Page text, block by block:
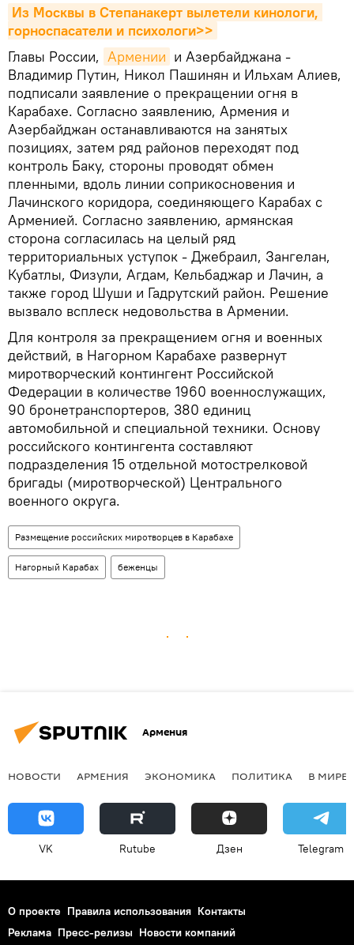
Из Москвы в Степанакерт вылетели кинологи,
горноспасатели и психологи>>
Главы России, Армении и Азербайджана -
Владимир Путин, Никол Пашинян и Ильхам Алиев,
подписали заявление о прекращении огня в
Карабахе. Согласно заявлению, Армения и
Азербайджан останавливаются на занятых
позициях, затем ряд районов переходят под
контроль Баку, стороны проводят обмен
пленными, вдоль линии соприкосновения и
Лачинского коридора, соединяющего Карабах с
Арменией. Согласно заявлению, армянская
сторона согласилась на целый ряд
территориальных уступок - Джебраил, Зангелан,
Кубатлы, Физули, Агдам, Кельбаджар и Лачин, а
также город Шуши и Гадрутский район. Решение
вызвало всплеск недовольства в Армении.
Для контроля за прекращением огня и военных
действий, в Нагорном Карабахе развернут
миротворческий контингент Российской
Федерации в количестве 1960 военнослужащих,
90 бронетранспортеров, 380 единиц
автомобильной и специальной техники. Основу
российского контингента составляют
подразделения 15 отдельной мотострелковой
бригады (миротворческой) Центрального
военного округа.
Размещение российских миротворцев в Карабахе
Нагорный Карабах беженцы
Армения
НОВОСТИ АРМЕНИЯ ЭКОНОМИКА ПОЛИТИКА В МИРЕ
VK Rutube Дзен Telegram
О проекте Правила использования Контакты
Реклама Пресс-релизы Новости компаний